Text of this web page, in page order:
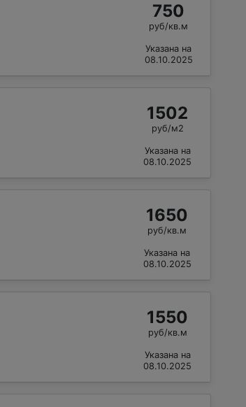
750
руб/кв.м
Указана на
08.10.2025
1502
руб/м2
Указана на
08.10.2025
1650
руб/кв.м
Указана на
08.10.2025
1550
руб/кв.м
Указана на
08.10.2025